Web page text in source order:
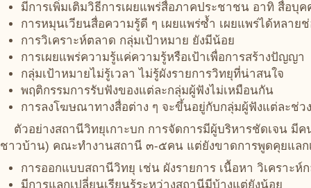
มีการเพิ่มเติมวิธีการเผยแพร่สื่อภาคประชาชน อาทิ สื่อบุ
การหมุนเวียนสื่อความรู้ดี ๆ เผยแพร่ซ้ำ เผยแพร่ได้หลาย
การวิเคราะห์ตลาด กลุ่มเป้าหมาย ยังมีน้อย
การเผยแพร่ความรู้แค่ความรู้หรือเป้าเพื่อการสร้างปัญญา
กลุ่มเป้าหมายไม่รู้เวลา ไม่รู้ผังรายการวิทยุที่น่าสนใจ
พฤติกรรมการรับฟังของแต่ละกลุ่มผู้ฟังไม่เหมือนกัน
การลงโฆษณาทางสื่อต่าง ๆ จะขึ้นอยู่กับกลุ่มผู้ฟังแต่ละช่ว
ตัวอย่างสถานีวิทยุเกาะบก การจัดการมีผู้บริหารชัดเจน
ชาวบ้าน) คณะทำงานสถานี ๓-๕คน แต่ยังขาดการพูดคุยแล
การออกแบบสถานีวิทยุ เช่น ผังรายการ เนื้อหา วิเคราะ
มีการแลกเปลี่ยนเรียนรู้ระหว่างสถานีมีบ้างแต่ยังน้อย